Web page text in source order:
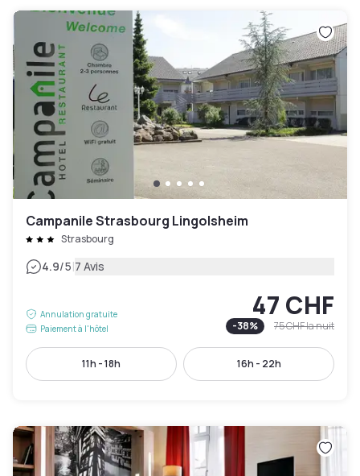
Campanile Strasbourg Lingolsheim
Strasbourg
4.9/5|7 Avis
Annulation gratuite
Paiement à l'hôtel
47 CHF
-38% 75 CHFla nuit
11h - 18h 16h - 22h